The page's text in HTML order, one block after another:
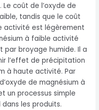
coût de l’oxyde de
tandis que le coût
activité est légèrement
à faible activité
broyage humide. Il a
l’effet de précipitation
à haute activité. Par
de magnésium à
un processus simple
les produits.